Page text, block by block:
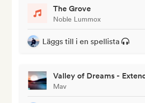
The Grove
Noble Lummox
Läggs till i en spellista
Valley of Dreams -
Mav